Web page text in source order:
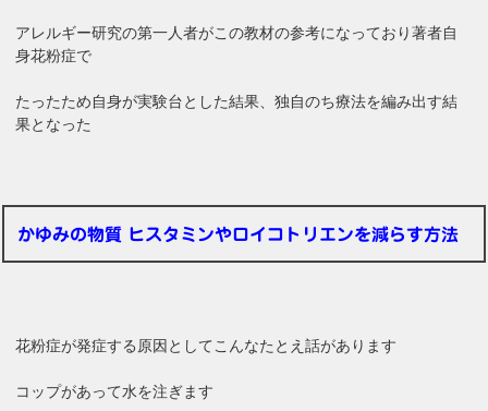
アレルギー研究の第一人者がこの教材の参考になっており著者自
身花粉症で
たったため自身が実験台とした結果、独自のち療法を編み出す結
果となった
かゆみの物質 ヒスタミンやロイコトリエンを減らす方法
花粉症が発症する原因としてこんなたとえ話があります
コップがあって水を注ぎます